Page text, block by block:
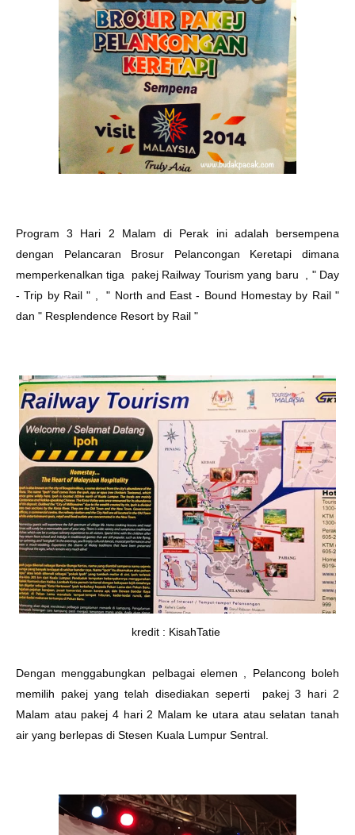
Program 3 Hari 2 Malam di Perak ini adalah bersempena
dengan Pelancaran Brosur Pelancongan Keretapi dimana
memperkenalkan tiga pakej Railway Tourism yang baru , " Day
- Trip by Rail " , " North and East - Bound Homestay by Rail "
dan " Resplendence Resort by Rail "
kredit : KisahTatie
Dengan menggabungkan pelbagai elemen , Pelancong boleh
memilih pakej yang telah disediakan seperti pakej 3 hari 2
Malam atau pakej 4 hari 2 Malam ke utara atau selatan tanah
air yang berlepas di Stesen Kuala Lumpur Sentral.